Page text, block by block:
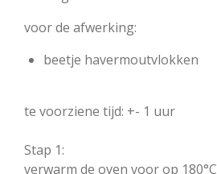
voor de afwerking:
beetje havermoutvlokken
te voorziene tijd: +- 1 uur
Stap 1:
verwarm de oven voor op 180°C